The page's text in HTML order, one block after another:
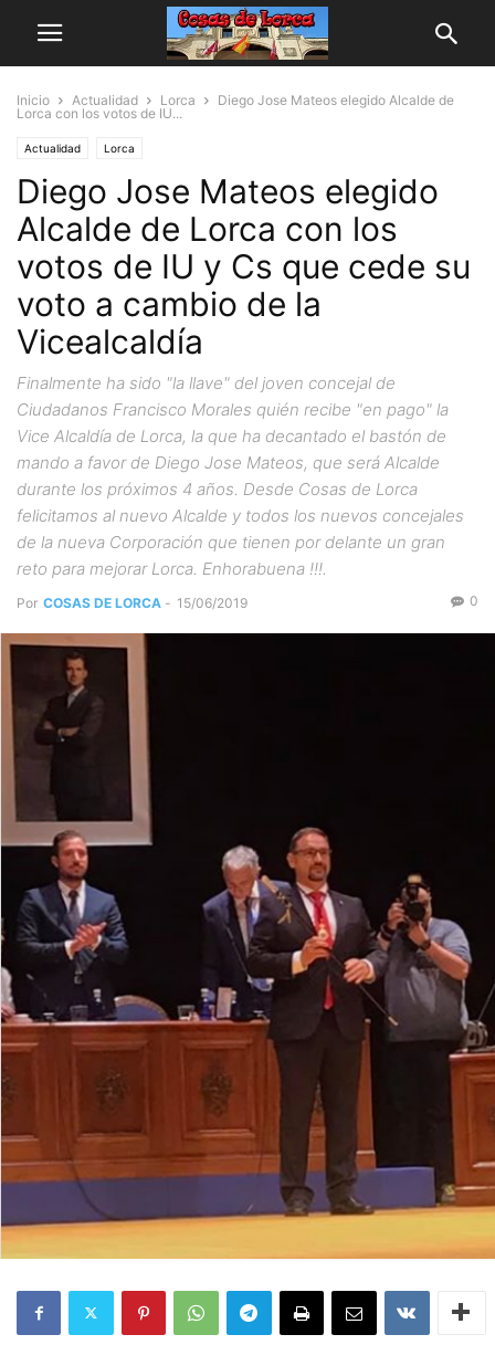
Inicio Actualidad Lorca
Diego Jose Mateos elegido Alcalde de
Lorca con los votos de IU...
Actualidad Lorca
Diego Jose Mateos elegido
Alcalde de Lorca con los
votos de IU y Cs que cede su
voto a cambio de la
Vicealcaldía
Finalmente ha sido "la llave" del joven concejal de
Ciudadanos Francisco Morales quién recibe "en pago" la
Vice Alcaldía de Lorca, la que ha decantado el bastón de
mando a favor de Diego Jose Mateos, que será Alcalde
durante los próximos 4 años. Desde Cosas de Lorca
felicitamos al nuevo Alcalde y todos los nuevos concejales
de la nueva Corporación que tienen por delante un gran
reto para mejorar Lorca. Enhorabuena !!!.
Por COSAS DE LORCA - 15/06/2019 0